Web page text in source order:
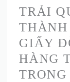
TRẢI
GIẤY
HÀNG